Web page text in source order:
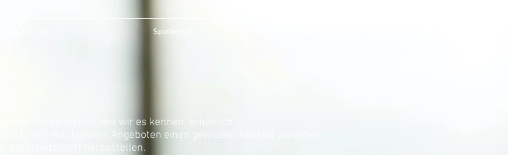
Spielbetrieb
das Vereinsleben, wie wir es kennen, erheblich.
um mit digitalen Angeboten einen gewissen Kontakt zwischen
Vorstandschaft herzustellen.